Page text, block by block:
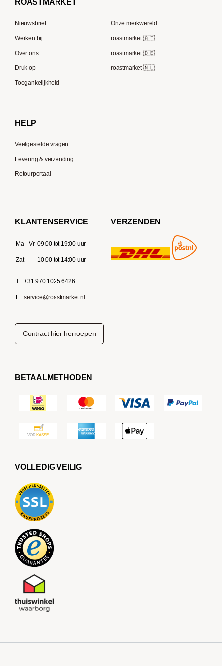
Tre Forze
Lavazza
Berliner Kaffeerösterei
Speicherstadt Kaffee
Supremo
Moccamaster
ROASTMARKET
Nieuwsbrief
Werken bij
Over ons
Druk op
Toegankelijkheid
Onze merkwereld
roastmarket 🇦🇹
roastmarket 🇩🇪
roastmarket 🇳🇱
HELP
Veelgestelde vragen
Levering & verzending
Retourportaal
KLANTENSERVICE
Ma - Vr 09:00 tot 19:00 uur
Zat 10:00 tot 14:00 uur
T: +31 970 1025 6426
E: service@roastmarket.nl
VERZENDEN
Contract hier herroepen
BETAALMETHODEN
VOLLEDIG VEILIG